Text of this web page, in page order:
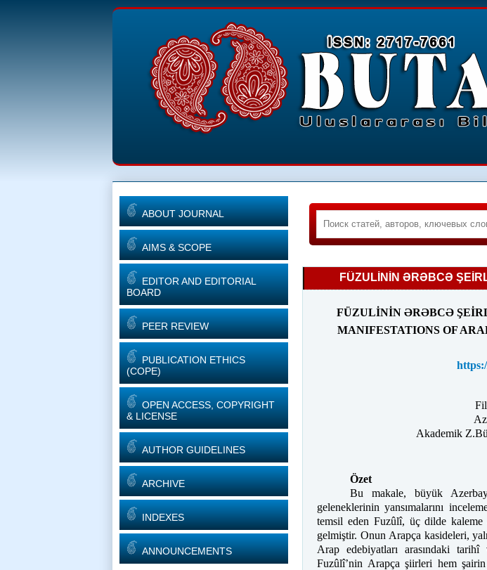
FÜZULİNİN ƏRƏBCƏ
FÜZULİNİN ƏRƏBCƏ
MANIFESTATIONS OF
Akademik
Özet
Bu makale, büyük
geleneklerinin yansımalarını
temsil eden Fuzûlî, üç dilde kaleme
gelmiştir. Onun Arapça kasideleri,
Arap edebiyatları arasındaki
Fuzûlî’nin Arapça şiirleri hem
ABOUT JOURNAL
AIMS & SCOPE
EDITOR AND EDITORIAL
BOARD
PEER REVIEW
PUBLICATION ETHICS
(COPE)
OPEN ACCESS, COPYRIGHT
& LICENSE
AUTHOR GUIDELINES
ARCHIVE
INDEXES
ANNOUNCEMENTS